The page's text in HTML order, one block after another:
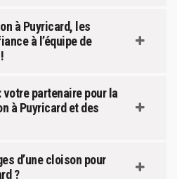
à Puyricard, les
à l’équipe de
votre partenaire pour la
à Puyricard et des
d’une cloison pour
?